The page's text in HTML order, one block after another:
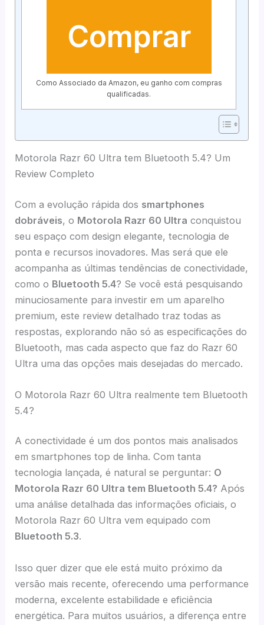
Comprar
Como Associado da Amazon, eu ganho com compras
qualificadas.
Motorola Razr 60 Ultra tem Bluetooth 5.4? Um
Review Completo
Com a evolução rápida dos smartphones
dobráveis, o Motorola Razr 60 Ultra conquistou
seu espaço com design elegante, tecnologia de
ponta e recursos inovadores. Mas será que ele
acompanha as últimas tendências de conectividade,
como o Bluetooth 5.4? Se você está pesquisando
minuciosamente para investir em um aparelho
premium, este review detalhado traz todas as
respostas, explorando não só as especificações do
Bluetooth, mas cada aspecto que faz do Razr 60
Ultra uma das opções mais desejadas do mercado.
O Motorola Razr 60 Ultra realmente tem Bluetooth
5.4?
A conectividade é um dos pontos mais analisados
em smartphones top de linha. Com tanta
tecnologia lançada, é natural se perguntar: O
Motorola Razr 60 Ultra tem Bluetooth 5.4? Após
uma análise detalhada das informações oficiais, o
Motorola Razr 60 Ultra vem equipado com
Bluetooth 5.3.
Isso quer dizer que ele está muito próximo da
versão mais recente, oferecendo uma performance
moderna, excelente estabilidade e eficiência
energética. Para muitos usuários, a diferença entre